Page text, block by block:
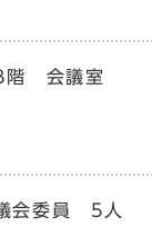
階 会議室
議会委員 5